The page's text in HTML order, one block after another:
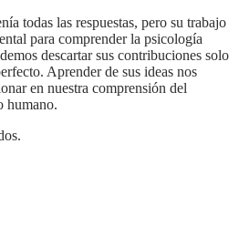
para comprender la psicología
descartar sus contribuciones solo
Aprender de sus ideas nos
en nuestra comprensión del
humano.